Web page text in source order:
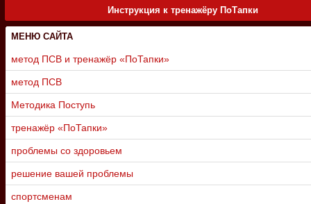
Инструкция к тренажёру ПоТапки
МЕНЮ САЙТА
метод ПСВ и тренажёр «ПоТапки»
метод ПСВ
Методика Поступь
тренажёр «ПоТапки»
проблемы со здоровьем
решение вашей проблемы
спортсменам